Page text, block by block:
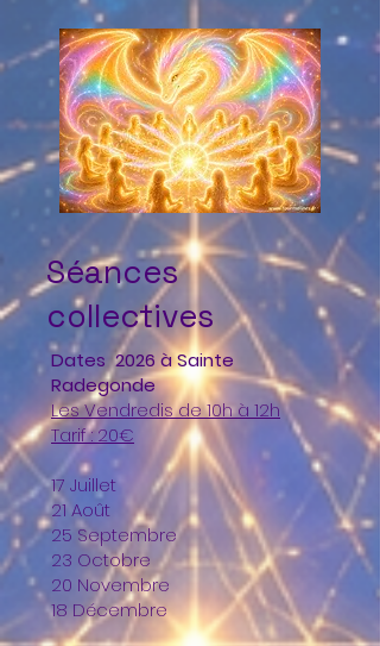
Séances
collectives
Dates 2026 à Sainte
Radegonde
Les Vendredis de 10h à 12h
Tarif : 20€
17 Juillet
21 Août
25 Septembre
23 Octobre
20 Novembre
18 Décembre